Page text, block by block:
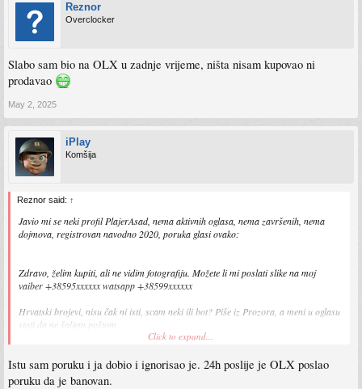
Reznor
Overclocker
Slabo sam bio na OLX u zadnje vrijeme, ništa nisam kupovao ni
prodavao
May 2, 2025
iPlay
Komšija
Reznor said: ↑
Javio mi se neki profil PlajerAsad, nema aktivnih oglasa, nema završenih, nema
dojmova, registrovan navodno 2020, poruka glasi ovako:
Zdravo, želim kupiti, ali ne vidim fotografiju. Možete li mi poslati slike na moj
vaiber +38595xxxxxx watsapp +38599xxxxxx
Hrvatski brojevi, nisu čak ni isti, scam neki ili bot? Piše iz Prozora, a meni u oglasu
stoji da ne šaljem poštom...
čak neaktivni/obrisani, kako ih je uopšte našao...
Click to expand...
Istu sam poruku i ja dobio i ignorisao je. 24h poslije je OLX poslao
poruku da je banovan.